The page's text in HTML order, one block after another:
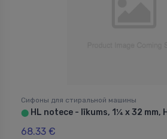
Сифоны для стиральной машины
⬤ HL notece - līkums, 1¼ x 32 mm,
68.33 €